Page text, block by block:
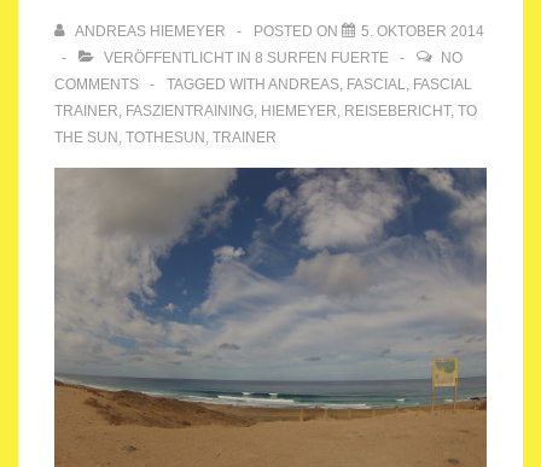
ANDREAS HIEMEYER POSTED ON
5. OKTOBER 2014
VERÖFFENTLICHT IN 8 SURFEN FUERTE
NO
COMMENTS
TAGGED WITH ANDREAS, FASCIAL, FASCIAL
TRAINER, FASZIENTRAINING, HIEMEYER, REISEBERICHT, TO
THE SUN , TOTHESUN , TRAINER